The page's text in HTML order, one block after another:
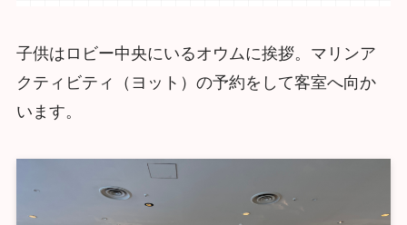
子供はロビー中央にいるオウムに挨拶。マリンア
クティビティ（ヨット）の予約をして客室へ向か
います。